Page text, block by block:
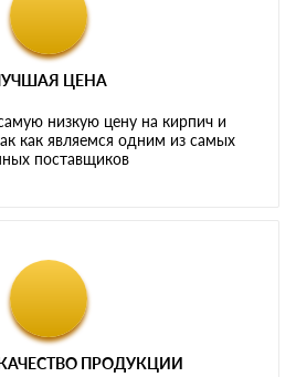
ЦЕНА
низкую цену на кирпич и
как являемся одним из самых
поставщиков
ПРОДУКЦИИ